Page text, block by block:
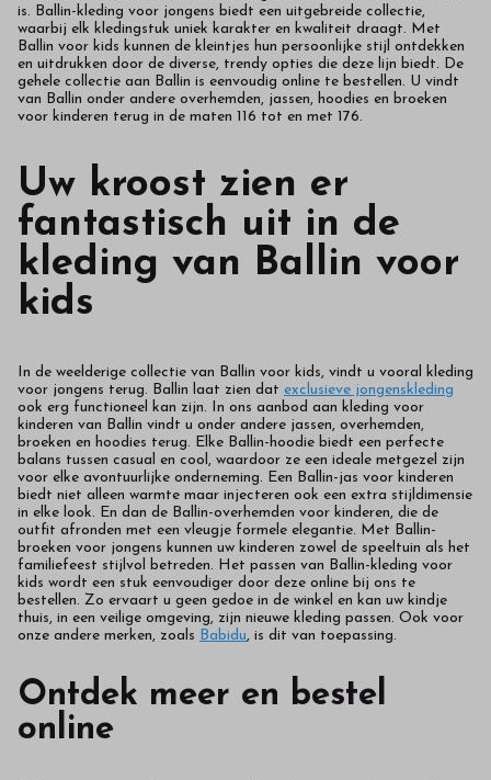
is. Ballin-kleding voor jongens biedt een uitgebreide collectie,
waarbij elk kledingstuk uniek karakter en kwaliteit draagt. Met
Ballin voor kids kunnen de kleintjes hun persoonlijke stijl ontdekken
en uitdrukken door de diverse, trendy opties die deze lijn biedt. De
gehele collectie aan Ballin is eenvoudig online te bestellen. U vindt
van Ballin onder andere overhemden, jassen, hoodies en broeken
voor kinderen terug in de maten 116 tot en met 176.
Uw kroost zien er
fantastisch uit in de
kleding van Ballin voor
kids
In de weelderige collectie van Ballin voor kids, vindt u vooral kleding
voor jongens terug. Ballin laat zien dat exclusieve jongenskleding
ook erg functioneel kan zijn. In ons aanbod aan kleding voor
kinderen van Ballin vindt u onder andere jassen, overhemden,
broeken en hoodies terug. Elke Ballin-hoodie biedt een perfecte
balans tussen casual en cool, waardoor ze een ideale metgezel zijn
voor elke avontuurlijke onderneming. Een Ballin-jas voor kinderen
biedt niet alleen warmte maar injecteren ook een extra stijldimensie
in elke look. En dan de Ballin-overhemden voor kinderen, die de
outfit afronden met een vleugje formele elegantie. Met Ballin-
broeken voor jongens kunnen uw kinderen zowel de speeltuin als het
familiefeest stijlvol betreden. Het passen van Ballin-kleding voor
kids wordt een stuk eenvoudiger door deze online bij ons te
bestellen. Zo ervaart u geen gedoe in de winkel en kan uw kindje
thuis, in een veilige omgeving, zijn nieuwe kleding passen. Ook voor
onze andere merken, zoals Babidu, is dit van toepassing.
Ontdek meer en bestel
online